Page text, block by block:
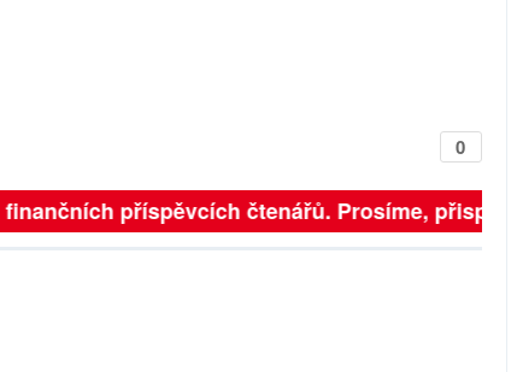
0
příspěvcích čtenářů. Prosíme, přispějte. ➥